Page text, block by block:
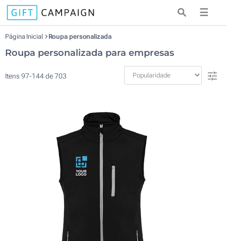
☰
Página Inicial Roupa personalizada
Roupa personalizada para empresas
Itens97-144de703